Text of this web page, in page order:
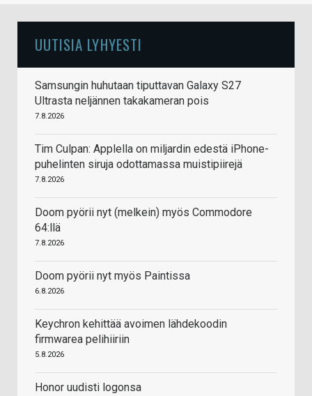
UUTISIA LYHYESTI
Samsungin huhutaan tiputtavan Galaxy S27
Ultrasta neljännen takakameran pois
7.8.2026
Tim Culpan: Applella on miljardin edestä iPhone-
puhelinten siruja odottamassa muistipiirejä
7.8.2026
Doom pyörii nyt (melkein) myös Commodore
64:llä
7.8.2026
Doom pyörii nyt myös Paintissa
6.8.2026
Keychron kehittää avoimen lähdekoodin
firmwarea pelihiiriin
5.8.2026
Honor uudisti logonsa